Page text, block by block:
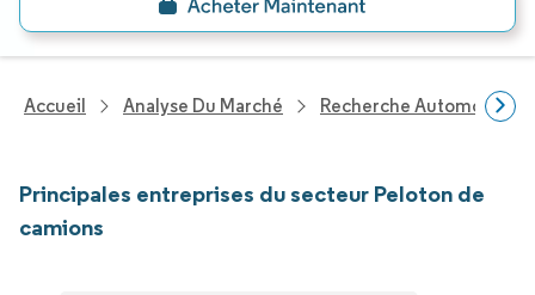
Accueil Analyse Du Marché Recherche Automobile
Principales entreprises du secteur Peloton de
camions